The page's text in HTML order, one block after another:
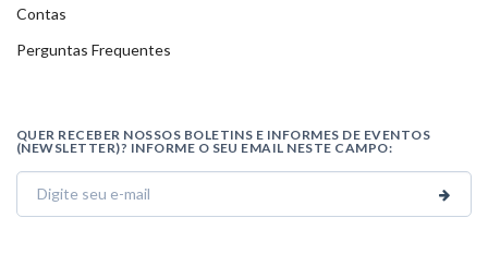
Contas
Perguntas Frequentes
QUER RECEBER NOSSOS BOLETINS E INFORMES DE EVENTOS
(NEWSLETTER)? INFORME O SEU EMAIL NESTE CAMPO: